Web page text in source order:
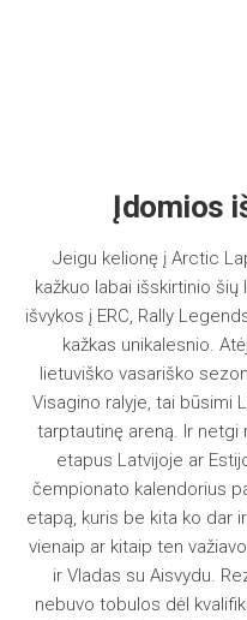
Įdomios
Jeigu kelionę į Arctic
kažkuo labai išskirtinio
išvykos į ERC, Rally
kažkas unikalesnio.
lietuviško vasariško
Visagino ralyje, tai būsimi
tarptautinę areną. Ir netgi
etapus Latvijoje ar
čempionato kalendorius
etapą, kuris be kita ko dar
vienaip ar kitaip ten
ir Vladas su Aisvydu.
nebuvo tobulos dėl